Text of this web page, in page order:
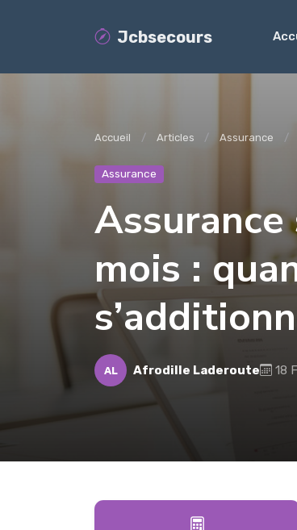
Jcbsecours
Accueil Articles Assurance
Assurance
mois :
AL Afrodille Laderoute 18